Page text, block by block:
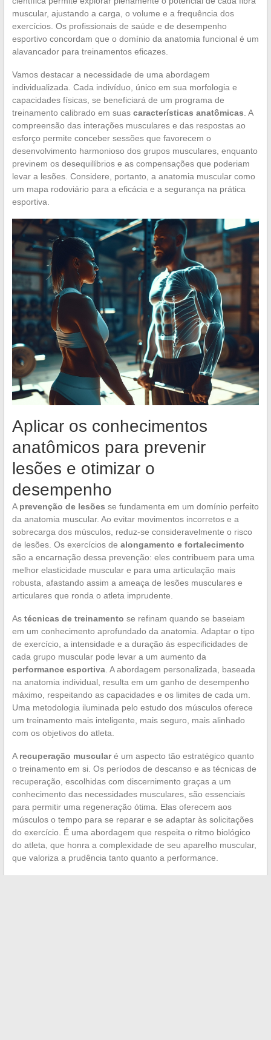
muscular, ajustando a carga, o volume e a frequência dos
exercícios. Os profissionais de saúde e de desempenho
esportivo concordam que o domínio da anatomia funcional é um
alavancador para treinamentos eficazes.
Vamos destacar a necessidade de uma abordagem
individualizada. Cada indivíduo, único em sua morfologia e
capacidades físicas, se beneficiará de um programa de
treinamento calibrado em suas características anatômicas . A
compreensão das interações musculares e das respostas ao
esforço permite conceber sessões que favorecem o
desenvolvimento harmonioso dos grupos musculares, enquanto
previnem os desequilíbrios e as compensações que poderiam
levar a lesões. Considere, portanto, a anatomia muscular como
um mapa rodoviário para a eficácia e a segurança na prática
esportiva.
Aplicar os conhecimentos
anatômicos para prevenir
lesões e otimizar o
desempenho
A prevenção de lesões se fundamenta em um domínio perfeito
da anatomia muscular. Ao evitar movimentos incorretos e a
sobrecarga dos músculos, reduz-se consideravelmente o risco
de lesões. Os exercícios de alongamento e fortalecimento
são a encarnação dessa prevenção: eles contribuem para uma
melhor elasticidade muscular e para uma articulação mais
robusta, afastando assim a ameaça de lesões musculares e
articulares que ronda o atleta imprudente.
As técnicas de treinamento se refinam quando se baseiam
em um conhecimento aprofundado da anatomia. Adaptar o tipo
de exercício, a intensidade e a duração às especificidades de
cada grupo muscular pode levar a um aumento da
performance esportiva. A abordagem personalizada, baseada
na anatomia individual, resulta em um ganho de desempenho
máximo, respeitando as capacidades e os limites de cada um.
Uma metodologia iluminada pelo estudo dos músculos oferece
um treinamento mais inteligente, mais seguro, mais alinhado
com os objetivos do atleta.
A recuperação muscularé um aspecto tão estratégico quanto
o treinamento em si. Os períodos de descanso e as técnicas de
recuperação, escolhidas com discernimento graças a um
conhecimento das necessidades musculares, são essenciais
para permitir uma regeneração ótima. Elas oferecem aos
músculos o tempo para se reparar e se adaptar às solicitações
do exercício. É uma abordagem que respeita o ritmo biológico
do atleta, que honra a complexidade de seu aparelho muscular,
que valoriza a prudência tanto quanto a performance.